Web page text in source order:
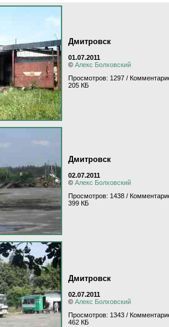
Дмитровск
01.07.2011
© Алекс Болховский
Просмотров: 1297 /
205 КБ
Дмитровск
02.07.2011
© Алекс Болховский
Просмотров: 1438 /
399 КБ
Дмитровск
02.07.2011
© Алекс Болховский
Просмотров: 1343 /
462 КБ